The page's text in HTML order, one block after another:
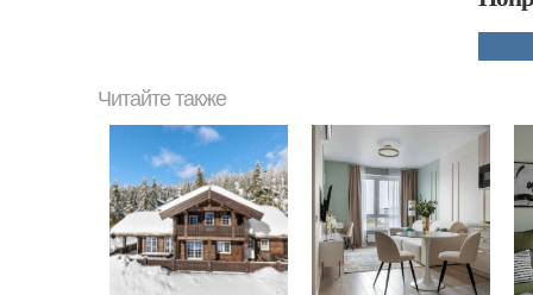
Читайте также